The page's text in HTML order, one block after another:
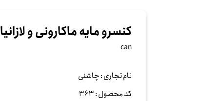
کنسرو مایه ماکارونی و لازانیا
can
نام تجاری :چاشنی
کد محصول :363